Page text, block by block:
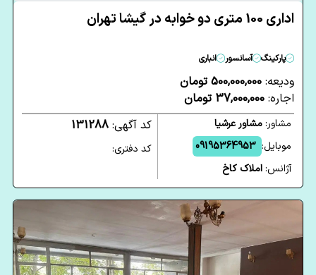
اداری 100 متری دو خوابه در گیشا تهران
پارکینگ آسانسور انباری
ودیعه: 500,000,000 تومان
اجاره: 37,000,000 تومان
مشاور:مشاور عرشیا
موبایل: 09195364953
آژانس:املاک کاخ
کد آگهی: 131288
کد دفتری: